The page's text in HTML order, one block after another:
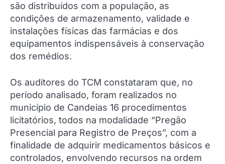
são distribuídos com a população, as
condições de armazenamento, validade e
instalações físicas das farmácias e dos
equipamentos indispensáveis à conservação
dos remédios.
Os auditores do TCM constataram que, no
período analisado, foram realizados no
município de Candeias 16 procedimentos
licitatórios, todos na modalidade “Pregão
Presencial para Registro de Preços”, com a
finalidade de adquirir medicamentos básicos e
controlados, envolvendo recursos na ordem